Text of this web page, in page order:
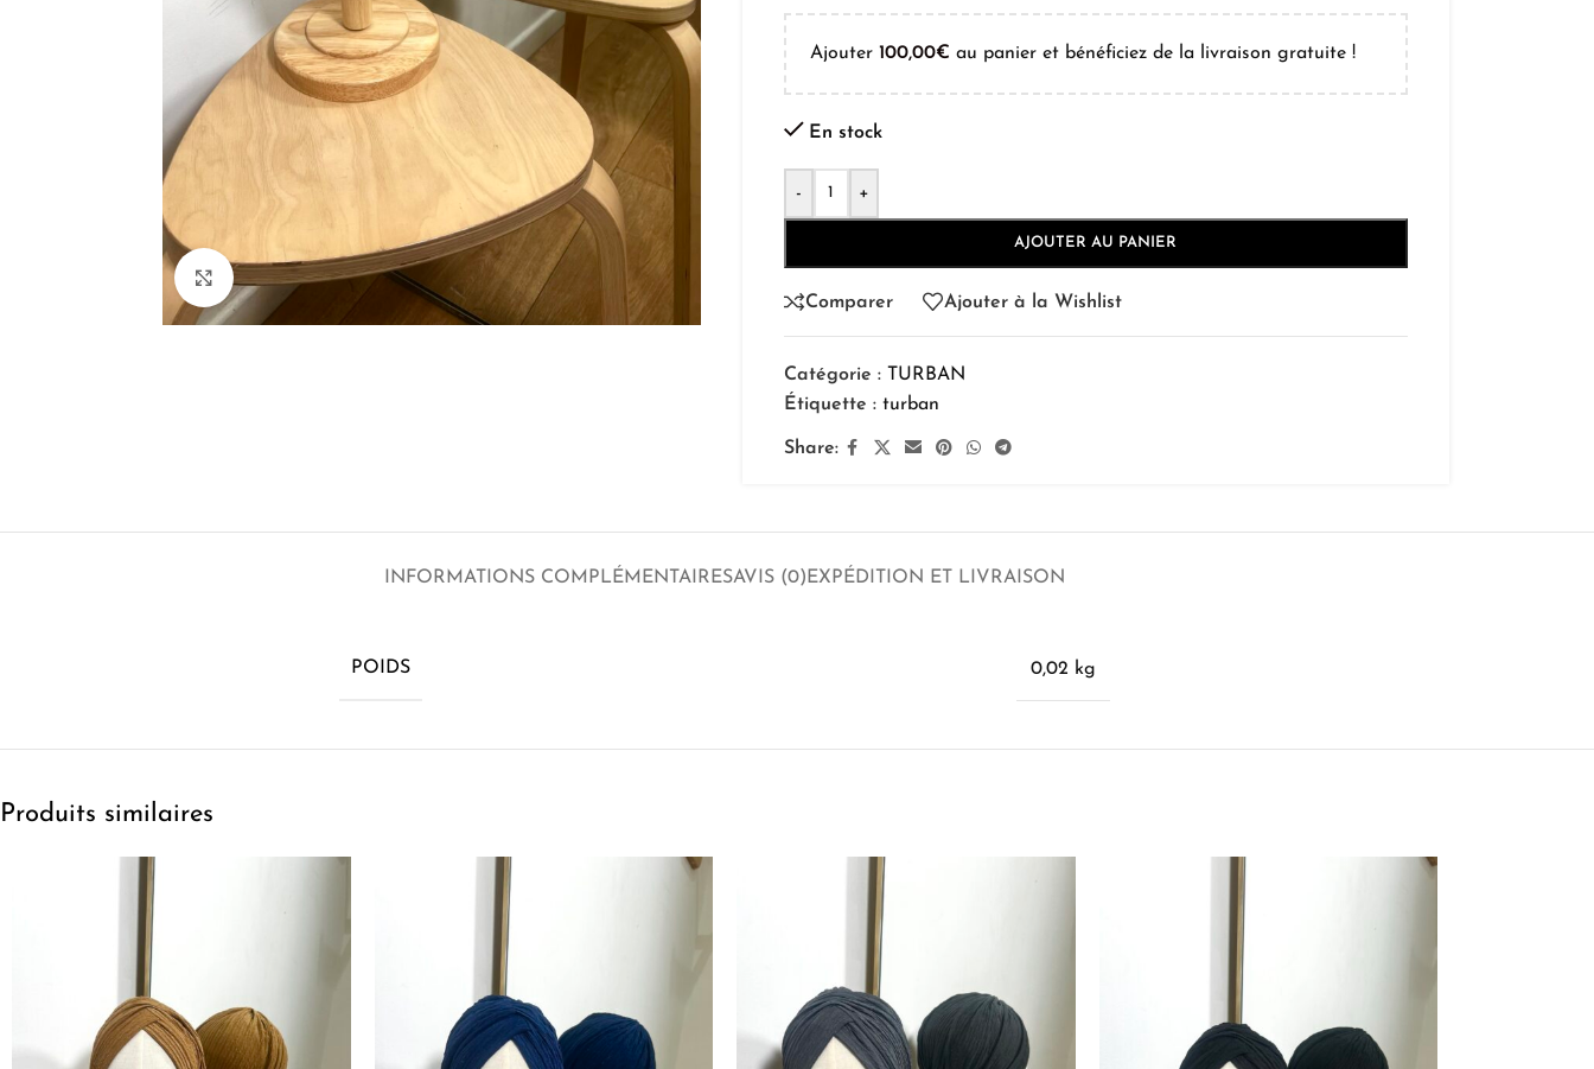
Click to enlarge
Ajouter 100,00€ au panier et bénéficiez de la livraison gratuite !
En stock
- +
AJOUTER AU PANIER
Comparer Ajouter à la Wishlist
Catégorie :
TURBAN
Étiquette : turban
Share:
INFORMATIONS COMPLÉMENTAIRESAVIS (0) EXPÉDITION ET LIVRAISON
POIDS 0,02 kg
Produits similaires